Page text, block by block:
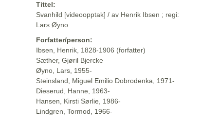
Tittel:
Svanhild [videoopptak] / av Henrik Ibsen ; regi:
Lars Øyno
Forfatter/person:
Ibsen, Henrik, 1828-1906 (forfatter)
Sæther, Gjøril Bjercke
Øyno, Lars, 1955-
Steinsland, Miguel Emilio Dobrodenka, 1971-
Dieserud, Hanne, 1963-
Hansen, Kirsti Sørlie, 1986-
Lindgren, Tormod, 1966-